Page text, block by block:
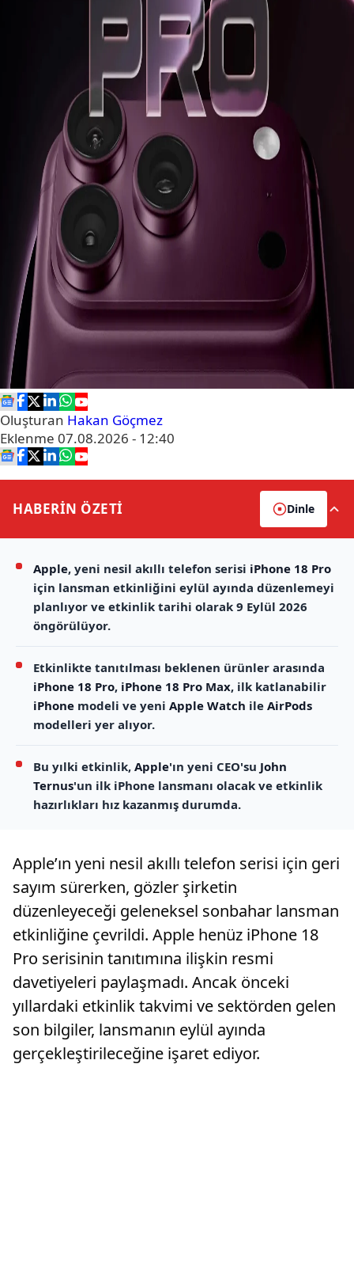
Oluşturan Hakan Göçmez
Eklenme 07.08.2026 - 12:40
HABERİN ÖZETİ Dinle
Apple, yeni nesil akıllı telefon serisi iPhone 18 Pro
için lansman etkinliğini eylül ayında düzenlemeyi
planlıyor ve etkinlik tarihi olarak 9 Eylül 2026
öngörülüyor.
Etkinlikte tanıtılması beklenen ürünler arasında
iPhone 18 Pro, iPhone 18 Pro Max, ilk katlanabilir
iPhone modeli ve yeni Apple Watch ile AirPods
modelleri yer alıyor.
Bu yılki etkinlik, Apple'ın yeni CEO'su John
Ternus'un ilk iPhone lansmanı olacak ve etkinlik
hazırlıkları hız kazanmış durumda.
Apple’ın yeni nesil akıllı telefon serisi için geri
sayım sürerken, gözler şirketin
düzenleyeceği geleneksel sonbahar lansman
etkinliğine çevrildi. Apple henüz iPhone 18
Pro serisinin tanıtımına ilişkin resmi
davetiyeleri paylaşmadı. Ancak önceki
yıllardaki etkinlik takvimi ve sektörden gelen
son bilgiler, lansmanın eylül ayında
gerçekleştirileceğine işaret ediyor.